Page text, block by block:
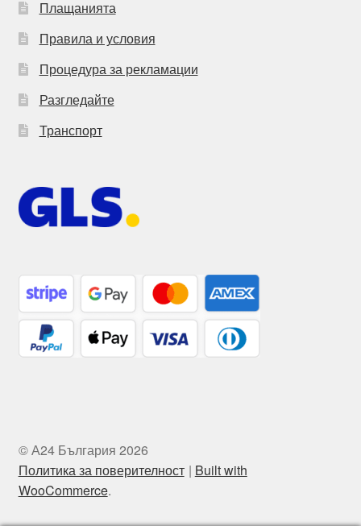
Плащанията
Правила и условия
Процедура за рекламации
Разгледайте
Транспорт
© А24 България 2026
Политика за поверителност
Built with
WooCommerce.